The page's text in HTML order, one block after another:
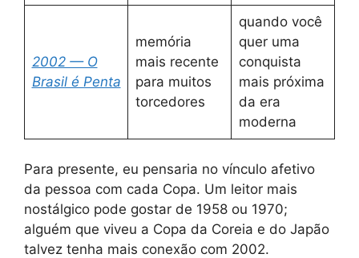
2002 — O
Brasil é Penta
memória
mais recente
para muitos
torcedores
quando você
quer uma
conquista
mais próxima
da era
moderna
Para presente, eu pensaria no vínculo afetivo
da pessoa com cada Copa. Um leitor mais
nostálgico pode gostar de 1958 ou 1970;
alguém que viveu a Copa da Coreia e do Japão
talvez tenha mais conexão com 2002.